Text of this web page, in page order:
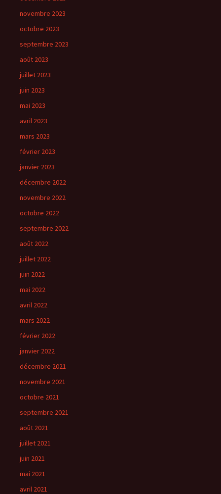
novembre 2023
octobre 2023
septembre 2023
août 2023
juillet 2023
juin 2023
mai 2023
avril 2023
mars 2023
février 2023
janvier 2023
décembre 2022
novembre 2022
octobre 2022
septembre 2022
août 2022
juillet 2022
juin 2022
mai 2022
avril 2022
mars 2022
février 2022
janvier 2022
décembre 2021
novembre 2021
octobre 2021
septembre 2021
août 2021
juillet 2021
juin 2021
mai 2021
avril 2021